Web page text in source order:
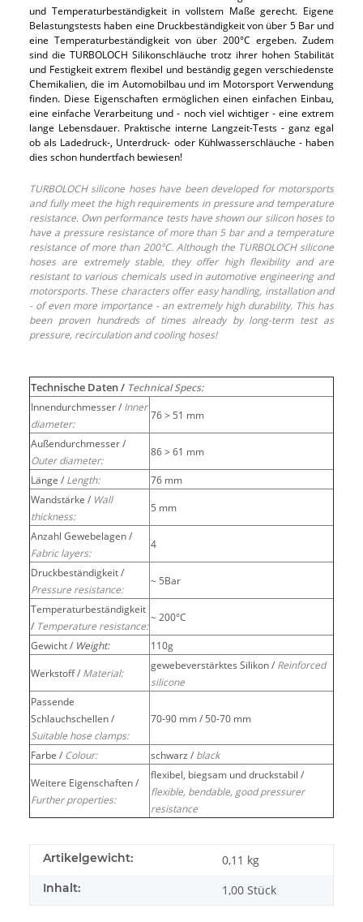
und Temperaturbeständigkeit in vollstem Maße gerecht. Eigene
Belastungstests haben eine Druckbeständigkeit von über 5 Bar und
eine Temperaturbeständigkeit von über 200°C ergeben. Zudem
sind die TURBOLOCH Silikonschläuche trotz ihrer hohen Stabilität
und Festigkeit extrem flexibel und beständig gegen verschiedenste
Chemikalien, die im Automobilbau und im Motorsport Verwendung
finden. Diese Eigenschaften ermöglichen einen einfachen Einbau,
eine einfache Verarbeitung und - noch viel wichtiger - eine extrem
lange Lebensdauer. Praktische interne Langzeit-Tests - ganz egal
ob als Ladedruck-, Unterdruck- oder Kühlwasserschläuche - haben
dies schon hundertfach bewiesen!
TURBOLOCH silicone hoses have been developed for motorsports
and fully meet the high requirements in pressure and temperature
resistance. Own performance tests have shown our silicon hoses to
have a pressure resistance of more than 5 bar and a temperature
resistance of more than 200°C. Although the TURBOLOCH silicone
hoses are extremely stable, they offer high flexibility and are
resistant to various chemicals used in automotive engineering and
motorsports. These characters offer easy handling, installation and
- of even more importance - an extremely high durability. This has
been proven hundreds of times already by long-term test as
pressure, recirculation and cooling hoses!
Technische Daten / Technical Specs:
Innendurchmesser / Inner
diameter:
76 > 51 mm
Außendurchmesser /
Outer diameter:
86 > 61 mm
Länge / Length:
76 mm
Wandstärke / Wall
thickness:
5 mm
Anzahl Gewebelagen /
Fabric layers:
4
Druckbeständigkeit /
Pressure resistance:
~ 5Bar
Temperaturbeständigkeit
/ Temperature resistance:
~ 200°C
Gewicht / Weight:
110g
Werkstoff / Material:
gewebeverstärktes Silikon / Reinforced
silicone
Passende
Schlauchschellen /
Suitable hose clamps:
70-90 mm / 50-70 mm
Farbe / Colour: schwarz / black
Weitere Eigenschaften /
Further properties:
flexibel, biegsam und druckstabil /
flexible, bendable, good pressurer
resistance
Artikelgewicht: 0,11 kg
Inhalt: 1,00 Stück